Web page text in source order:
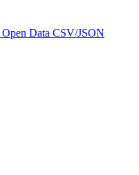
Open Data CSV/JSON